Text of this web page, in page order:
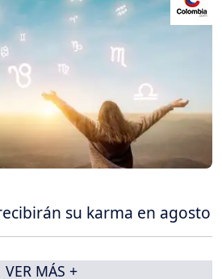
su karma en agosto
VER MÁS +